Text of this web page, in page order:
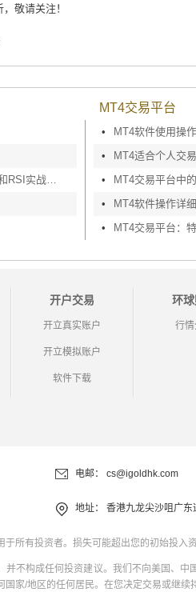
敬请关注！
MT4交易平台中的技术指标：MACD和RSI实战应用
MT4交易平台
•
MT4软件使用操
•
MT4适合个人交
•
•
MT4软件操作详
•
MT4交易平台：
开户交易
开立真实账户
开立模拟账户
软件下载
环
行
电邮： cs@igoldhk.com
地址： 香港九龙尖沙咀广
所有投资者。损失可能超出您的初始投入
不构成任何投资建议。我们不向美国、
家/地区的任何居民。在您决定交易或继